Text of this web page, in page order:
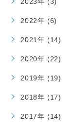
2023年 (3)
2022年 (6)
2021年 (14)
2020年 (22)
2019年 (19)
2018年 (17)
2017年 (14)